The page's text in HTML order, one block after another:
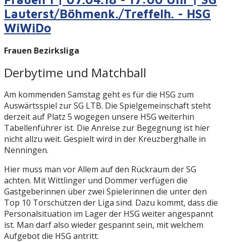
Lauterst/Böhmenk./Treffelh. - HSG
WiWiDo
Frauen Bezirksliga
Derbytime und Matchball
Am kommenden Samstag geht es für die HSG zum
Auswärtsspiel zur SG LTB. Die Spielgemeinschaft steht
derzeit auf Platz 5 wogegen unsere HSG weiterhin
Tabellenführer ist. Die Anreise zur Begegnung ist hier
nicht allzu weit. Gespielt wird in der Kreuzberghalle in
Nenningen.
Hier muss man vor Allem auf den Rückraum der SG
achten. Mit Wittlinger und Dommer verfügen die
Gastgeberinnen über zwei Spielerinnen die unter den
Top 10 Torschützen der Liga sind. Dazu kommt, dass die
Personalsituation im Lager der HSG weiter angespannt
ist. Man darf also wieder gespannt sein, mit welchem
Aufgebot die HSG antritt.